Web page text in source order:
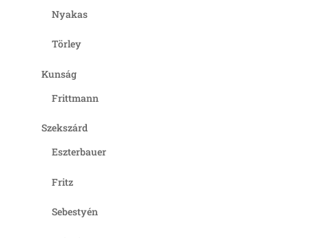
Nyakas
Törley
Kunság
Frittmann
Szekszárd
Eszterbauer
Fritz
Sebestyén